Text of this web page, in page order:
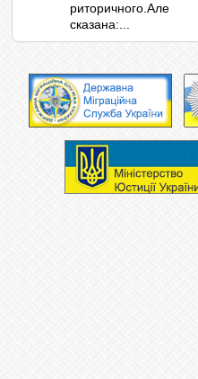
риторичного.Але
сказана:...